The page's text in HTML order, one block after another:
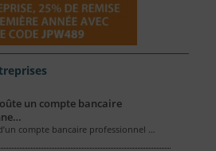
un compte bancaire
compte bancaire professionnel …